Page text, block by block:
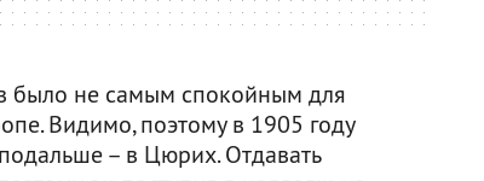
было не самым спокойным для
Видимо, поэтому в 1905 году
– в Цюрих. Отдавать